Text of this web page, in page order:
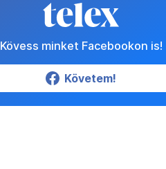
Kövess minket Facebookon is!
Követem!